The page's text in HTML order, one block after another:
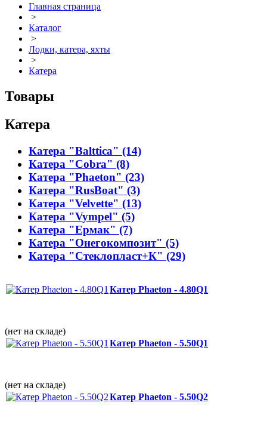
Главная страница
>
Каталог
>
Лодки, катера, яхты
>
Катера
Товары
Катера
Катера "Balttica" (14)
Катера "Cobra" (8)
Катера "Phaeton" (23)
Катера "RusBoat" (3)
Катера "Velvette" (13)
Катера "Vympel" (5)
Катера "Ермак" (7)
Катера "Онегокомпозит" (5)
Катера "Стеклопласт+К" (29)
Катер Phaeton - 4.80Q1
(нет на складе)
Катер Phaeton - 5.50Q1
(нет на складе)
Катер Phaeton - 5.50Q2